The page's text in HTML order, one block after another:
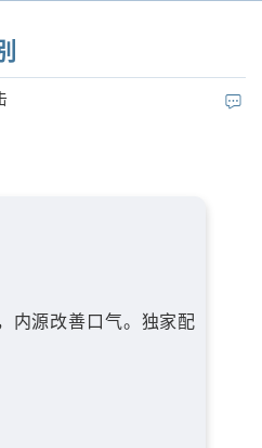
内源改善口气。独家配